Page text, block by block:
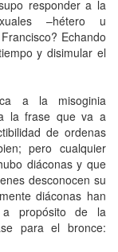
responder a la
–hétero u
Echando
y disimular el
a la misoginia
la frase que va a
de ordenas
pero cualquier
diáconas y que
desconocen su
diáconas han
a propósito de la
para el bronce: